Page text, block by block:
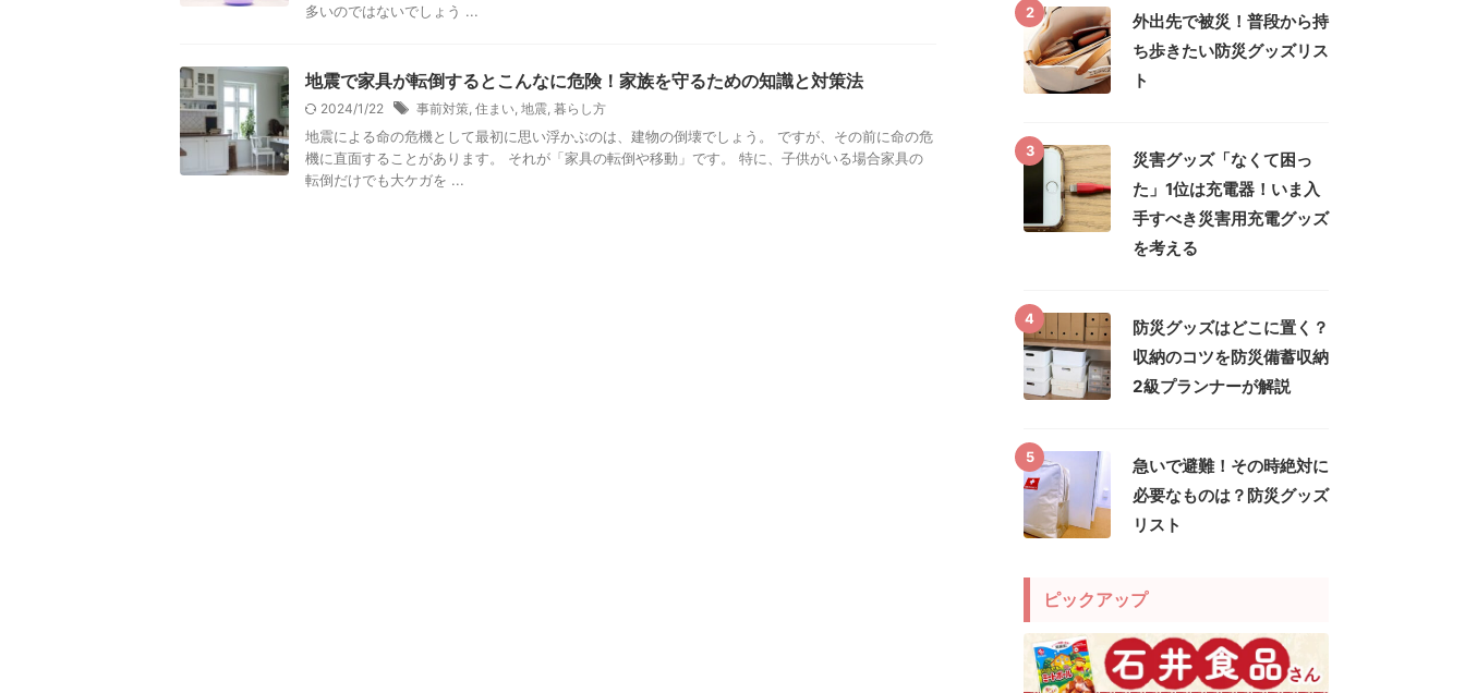
多いのではないでしょう ...
地震で家具が転倒するとこんなに危険！家族を守るための知識と対策法
2024/1/22 事前対策 住まい 地震 暮らし方
地震による命の危機として最初に思い浮かぶのは、建物の倒壊でしょう。 ですが、その前に命の危
機に直面することがあります。 それが「家具の転倒や移動」です。 特に、子供がいる場合家具の
転倒だけでも大ケガを ...
2
外出先で被災！普段から持
ち歩きたい防災グッズリス
ト
3
災害グッズ「なくて困っ
た」1位は充電器！いま入
手すべき災害用充電グッズ
を考える
4
防災グッズはどこに置く？
収納のコツを防災備蓄収納
2級プランナーが解説
5
急いで避難！その時絶対に
必要なものは？防災グッズ
リスト
ピックアップ